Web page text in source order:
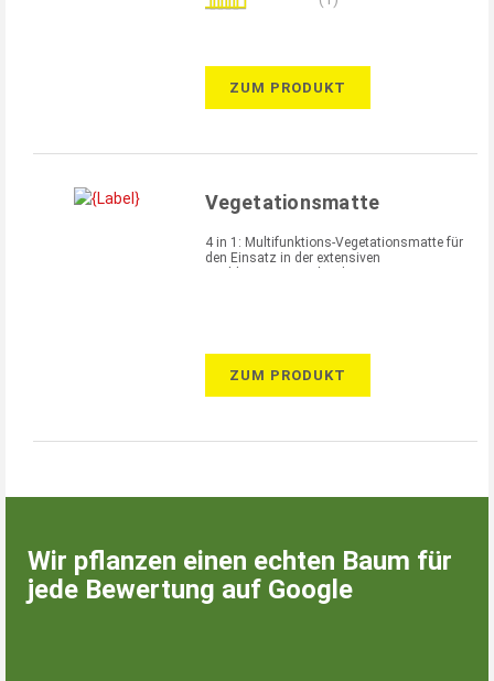
ZUM PRODUKT
Vegetationsmatte
4 in 1: Multifunktions-Vegetationsmatte für
den Einsatz in der extensiven
Dachbegrünung - als Filter-,
ZUM PRODUKT
Wir pflanzen einen echten Baum für
jede Bewertung auf Google